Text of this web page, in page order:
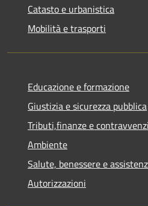
Catasto e urbanistica
Mobilità e trasporti
Educazione e formazione
Giustizia e sicurezza pubblica
Tributi,finanze e
Ambiente
Salute, benessere e
Autorizzazioni